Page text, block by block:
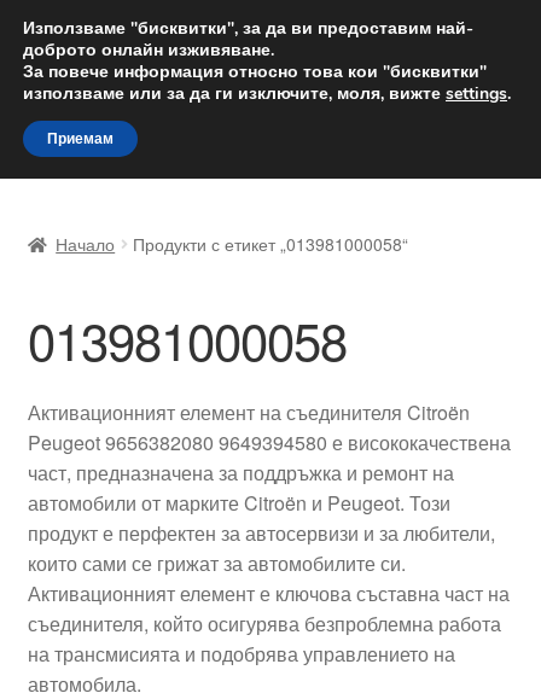
ДОСТАВКА от 12 лв.
Доставка по целия свят
Skip
to
navigation
Skip
to
content
Доставка по целия свят
Жалби
Количка
Контакт
Моята сметка
Плащанията
Начало Продукти с етикет „013981000058“
013981000058
Активационният елемент на съединителя Citroën
Peugeot 9656382080 9649394580 е висококачествена
част, предназначена за поддръжка и ремонт на
автомобили от марките Citroën и Peugeot. Този
продукт е перфектен за автосервизи и за любители,
които сами се грижат за автомобилите си.
Активационният елемент е ключова съставна част на
съединителя, който осигурява безпроблемна работа
на трансмисията и подобрява управлението на
автомобила.
Използваме "бисквитки", за да ви предоставим най-
доброто онлайн изживяване.
За повече информация относно това кои "бисквитки"
използваме или за да ги изключите, моля, вижте settings.
Приемам